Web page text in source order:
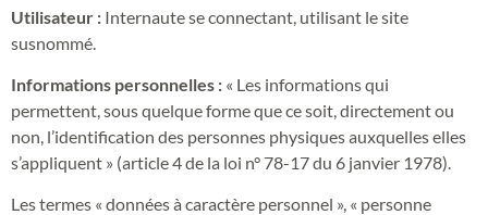
Utilisateur : Internaute se connectant, utilisant le site
susnommé.
Informations personnelles : « Les informations qui
permettent, sous quelque forme que ce soit, directement ou
non, l’identification des personnes physiques auxquelles elles
s’appliquent » (article 4 de la loi n° 78-17 du 6 janvier 1978).
Les termes « données à caractère personnel », « personne